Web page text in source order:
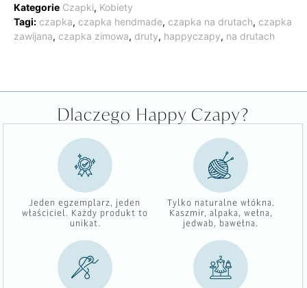
Kategorie Czapki, Kobiety
Tagi: czapka, czapka hendmade, czapka na drutach, czapka
zawijana, czapka zimowa, druty, happyczapy, na drutach
Dlaczego Happy Czapy?
Jeden egzemplarz, jeden
właściciel. Każdy produkt to
unikat.
Tylko naturalne włókna.
Kaszmir, alpaka, wełna,
jedwab, bawełna.